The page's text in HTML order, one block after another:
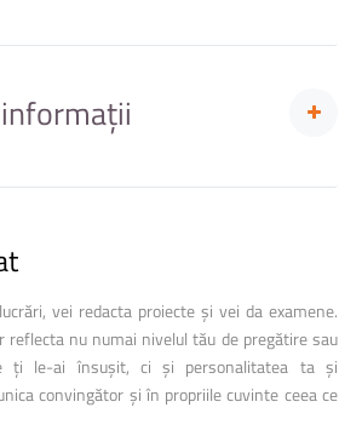
de licență
lucrării de licență/ proiectului de
datelor cu caracter personal
lucrărilor de licență/ disertație în limba română
de licență/ disertație în limba engleză
de licență/ disertație în limba
lucrărilor de licență/ disertație în limba
vei redacta proiecte și vei da examene.
reflecta nu numai nivelul tău de pregătire sau
ți le-ai însușit, ci și personalitatea ta și
convingător și în propriile cuvinte ceea ce